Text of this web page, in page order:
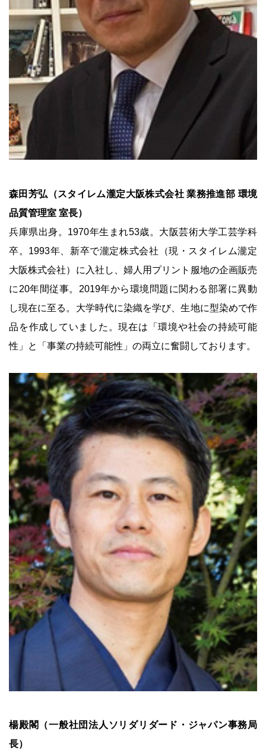
森田芳弘（スタイレム瀧定大阪株式会社 業務推進部 環境
品質管理室 室長）
兵庫県出身。1970年生まれ53歳。大阪芸術大学工芸学科
卒。1993年、新卒で瀧定株式会社（現・スタイレム瀧定
大阪株式会社）に入社し、婦人用プリント服地の企画販売
に20年間従事。2019年から環境問題に関わる部署に異動
し現在に至る。大学時代に染織を学び、生地に型染めで作
品を作成していました。現在は「環境や社会の持続可能
性」と「事業の持続可能性」の両立に奮闘しております。
楊殿閣（一般社団法人ソリダリダード・ジャパン事務局
長）